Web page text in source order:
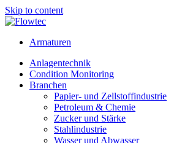
Skip to content
Armaturen
Anlagentechnik
Condition Monitoring
Branchen
Papier- und Zellstoffindustrie
Petroleum & Chemie
Zucker und Stärke
Stahlindustrie
Wasser und Abwasser